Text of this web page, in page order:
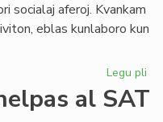
socialaj aferoj. Kvankam
eblas kunlaboro kun
Legu pli
al SAT